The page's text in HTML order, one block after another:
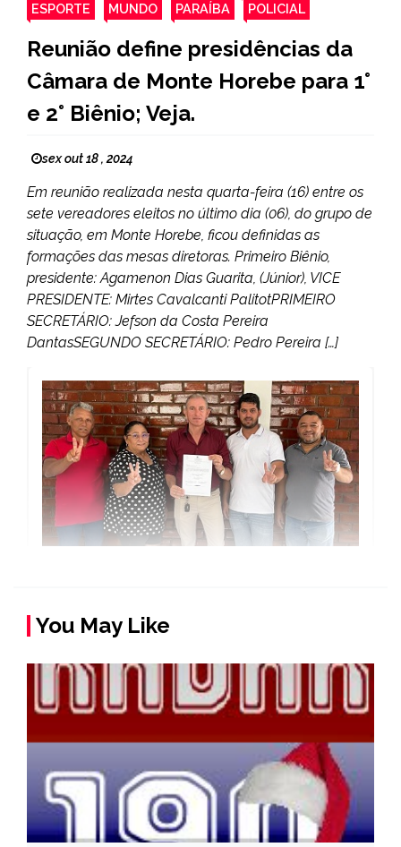
ESPORTE
MUNDO PARAÍBA POLICIAL
Reunião define presidências da
Câmara de Monte Horebe para 1°
e 2° Biênio; Veja.
sex out 18 , 2024
Em reunião realizada nesta quarta-feira (16) entre os
sete vereadores eleitos no último dia (06), do grupo de
situação, em Monte Horebe, ficou definidas as
formações das mesas diretoras. Primeiro Biênio,
presidente: Agamenon Dias Guarita, (Júnior), VICE
PRESIDENTE: Mirtes Cavalcanti PalitotPRIMEIRO
SECRETÁRIO: Jefson da Costa Pereira
DantasSEGUNDO SECRETÁRIO: Pedro Pereira […]
You May Like